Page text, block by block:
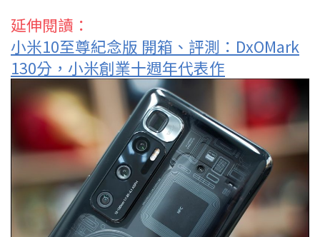
延伸閱讀：
小米10至尊紀念版 開箱、評測：DxOMark
130分，小米創業十週年代表作